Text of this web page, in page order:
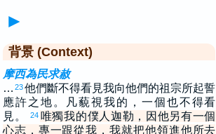
►
背景 (Context)
摩西為民求赦
… 23他們斷不得看見我向他們的祖宗所起誓
應許之地。凡藐視我的，一個也不得看
見。
24 唯獨我的僕人迦勒，因他另有一個
心志，專一跟從我，我就把他領進他所去